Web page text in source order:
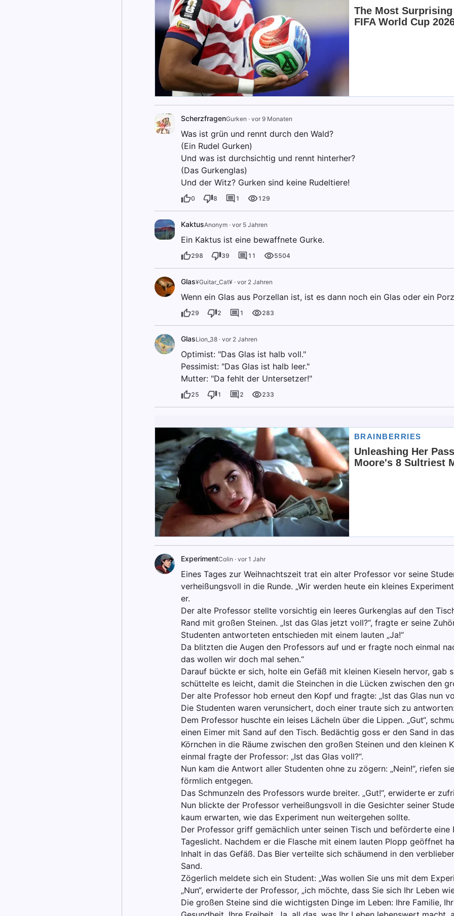
ScherzfragenGurken · vor 9 Monaten
Was ist grün und rennt durch den Wald?
(Ein Rudel Gurken)
Und was ist durchsichtig und rennt hinterher?
(Das Gurkenglas)
Und der Witz? Gurken sind keine Rudeltiere!
0 8 1 129
KaktusAnonym· vor 5 Jahren
Ein Kaktus ist eine bewaffnete Gurke.
298 39 11 5504
Glas¥Guitar_Cat¥· vor 2 Jahren
Wenn ein Glas aus Porzellan ist, ist es dann noch ein Glas oder ein
29 2 1 283
GlasLion_38· vor 2 Jahren
Optimist: "Das Glas ist halb voll."
Pessimist: "Das Glas ist halb leer."
Mutter: "Da fehlt der Untersetzer!"
25 1 2 233
ExperimentColin · vor 1 Jahr
Eines Tages zur Weihnachtszeit trat ein alter Professor vor seine
verheißungsvoll in die Runde. „Wir werden heute ein kleines
er.
Der alte Professor stellte vorsichtig ein leeres Gurkenglas auf den
Rand mit großen Steinen. „Ist das Glas jetzt voll?“, fragte er seine
Studenten antworteten entschieden mit einem lauten „Ja!“
Da blitzten die Augen den Professors auf und er fragte noch einmal
das wollen wir doch mal sehen.“
Darauf bückte er sich, holte ein Gefäß mit kleinen Kieseln hervor, gab
schüttelte es leicht, damit die Steinchen in die Lücken zwischen den
Der alte Professor hob erneut den Kopf und fragte: „Ist das Glas nun
Die Studenten waren verunsichert, doch einer traute sich zu
Dem Professor huschte ein leises Lächeln über die Lippen. „Gut“,
einen Eimer mit Sand auf den Tisch. Bedächtig goss er den Sand in
Körnchen in die Räume zwischen den großen Steinen und den kleinen
einmal fragte der Professor: „Ist das Glas voll?“.
Nun kam die Antwort aller Studenten ohne zu zögern: „Nein!“, riefen
förmlich entgegen.
Das Schmunzeln des Professors wurde breiter. „Gut!“, erwiderte er
Nun blickte der Professor verheißungsvoll in die Gesichter seiner
kaum erwarten, wie das Experiment nun weitergehen sollte.
Der Professor griff gemächlich unter seinen Tisch und beförderte eine
Tageslicht. Nachdem er die Flasche mit einem lauten Plopp geöffnet
Inhalt in das Gefäß. Das Bier verteilte sich schäumend in den
Sand.
Zögerlich meldete sich ein Student: „Was wollen Sie uns mit dem
„Nun“, erwiderte der Professor, „ich möchte, dass Sie sich Ihr Leben
Die großen Steine sind die wichtigsten Dinge im Leben: Ihre Familie,